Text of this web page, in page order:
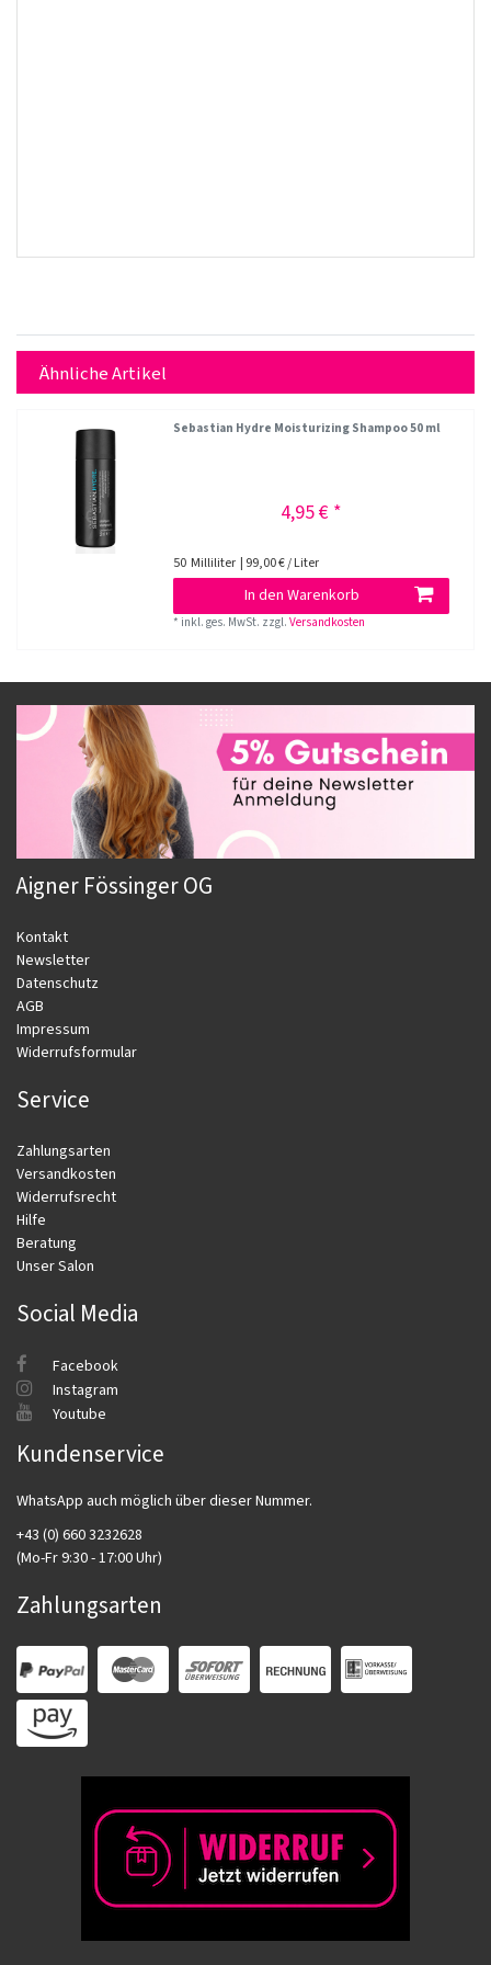
Ähnliche Artikel
Sebastian Hydre Moisturizing Shampoo 50 ml
4,95 € *
50 Milliliter | 99,00 € / Liter
In den Warenkorb
* inkl. ges. MwSt. zzgl.Versandkosten
Aigner Fössinger OG
Kontakt
Newsletter
Datenschutz
AGB
Impressum
Widerrufsformular
Service
Zahlungsarten
Versandkosten
Widerrufsrecht
Hilfe
Beratung
Unser Salon
Social Media
Facebook
Instagram
Youtube
Kundenservice
WhatsApp auch möglich über dieser Nummer.
+43 (0) 660 3232628
(Mo-Fr 9:30 - 17:00 Uhr)
Zahlungsarten